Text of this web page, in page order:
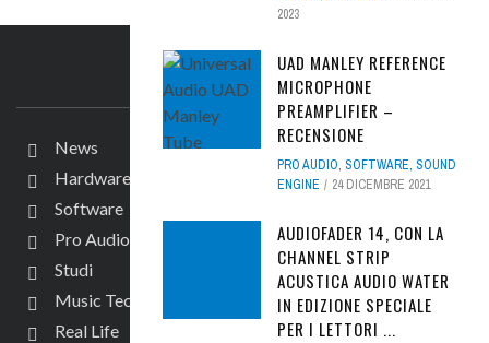
2023
UAD MANLEY REFERENCE
MICROPHONE
PREAMPLIFIER –
RECENSIONE
PRO AUDIO, SOFTWARE, SOUND
ENGINE
24 DICEMBRE 2021
AUDIOFADER 14, CON LA
CHANNEL STRIP
ACUSTICA AUDIO WATER
IN EDIZIONE SPECIALE
PER I LETTORI ...
IL SITO
News
Hardware
Software
Pro Audio
Studi
Music Tech
Real Life